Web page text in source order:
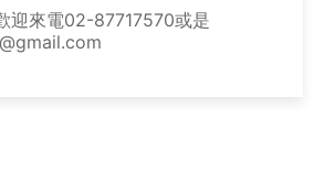
迎來電02-87717570或是